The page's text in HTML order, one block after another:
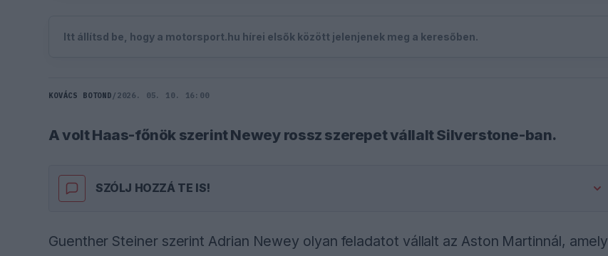
Itt állítsd be, hogy a motorsport.hu hírei elsők között jelenjenek meg a keresőben.
KOVÁCS BOTOND / 2026. 05. 10. 16:00
A volt Haas-főnök szerint Newey rossz szerepet vállalt Silverstone-ban.
SZÓLJ HOZZÁ TE IS!
Guenther Steiner szerint Adrian Newey olyan feladatot vállalt az Aston Martinnál, amely